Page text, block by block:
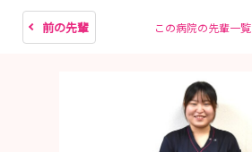
【開催形式】 対面
2026/08/22(土) 9:00～13:00
2026/09/19(土) 9:00～13:00
前の先輩 この病院の先輩一覧